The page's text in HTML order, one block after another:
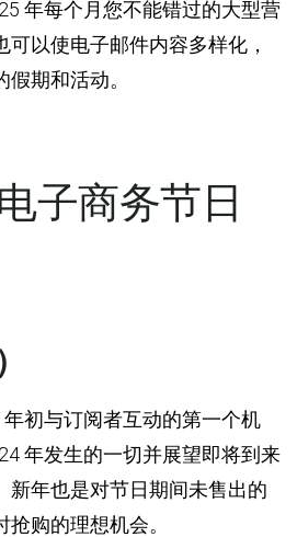
年每个月您不能错过的大型营
可以使电子邮件内容多样化，
期和活动。
子商务节日
初与订阅者互动的第一个机
年发生的一切并展望即将到来
新年也是对节日期间未售出的
购的理想机会。